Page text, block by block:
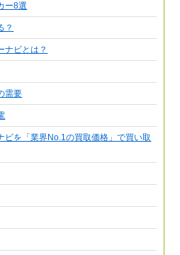
ー8選
？
ナビとは？
需要
を「業界No.1の買取価格」で買い取